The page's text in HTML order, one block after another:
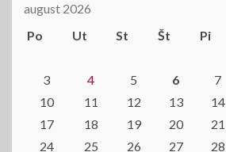
august 2026
Po
Ut St Št Pi
3
4 5 6 7
10
11 12 13 14
17
18 19 20 21
24
25 26 27 28